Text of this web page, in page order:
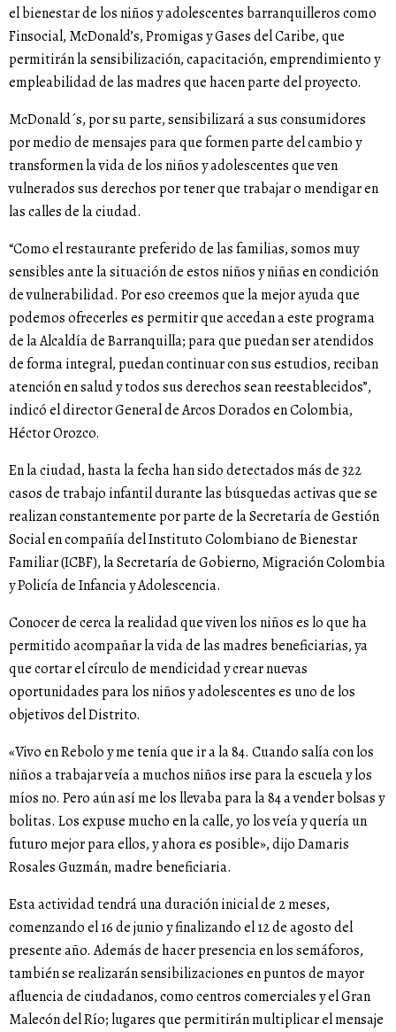
el bienestar de los niños y adolescentes barranquilleros como
Finsocial, McDonald’s, Promigas y Gases del Caribe, que
permitirán la sensibilización, capacitación, emprendimiento y
empleabilidad de las madres que hacen parte del proyecto.
McDonald´s, por su parte, sensibilizará a sus consumidores
por medio de mensajes para que formen parte del cambio y
transformen la vida de los niños y adolescentes que ven
vulnerados sus derechos por tener que trabajar o mendigar en
las calles de la ciudad.
“Como el restaurante preferido de las familias, somos muy
sensibles ante la situación de estos niños y niñas en condición
de vulnerabilidad. Por eso creemos que la mejor ayuda que
podemos ofrecerles es permitir que accedan a este programa
de la Alcaldía de Barranquilla; para que puedan ser atendidos
de forma integral, puedan continuar con sus estudios, reciban
atención en salud y todos sus derechos sean reestablecidos”,
indicó el director General de Arcos Dorados en Colombia,
Héctor Orozco.
En la ciudad, hasta la fecha han sido detectados más de 322
casos de trabajo infantil durante las búsquedas activas que se
realizan constantemente por parte de la Secretaría de Gestión
Social en compañía del Instituto Colombiano de Bienestar
Familiar (ICBF), la Secretaría de Gobierno, Migración Colombia
y Policía de Infancia y Adolescencia.
Conocer de cerca la realidad que viven los niños es lo que ha
permitido acompañar la vida de las madres beneficiarias, ya
que cortar el círculo de mendicidad y crear nuevas
oportunidades para los niños y adolescentes es uno de los
objetivos del Distrito.
«Vivo en Rebolo y me tenía que ir a la 84. Cuando salía con los
niños a trabajar veía a muchos niños irse para la escuela y los
míos no. Pero aún así me los llevaba para la 84 a vender bolsas y
bolitas. Los expuse mucho en la calle, yo los veía y quería un
futuro mejor para ellos, y ahora es posible», dijo Damaris
Rosales Guzmán, madre beneficiaria.
Esta actividad tendrá una duración inicial de 2 meses,
comenzando el 16 de junio y finalizando el 12 de agosto del
presente año. Además de hacer presencia en los semáforos,
también se realizarán sensibilizaciones en puntos de mayor
afluencia de ciudadanos, como centros comerciales y el Gran
Malecón del Río; lugares que permitirán multiplicar el mensaje